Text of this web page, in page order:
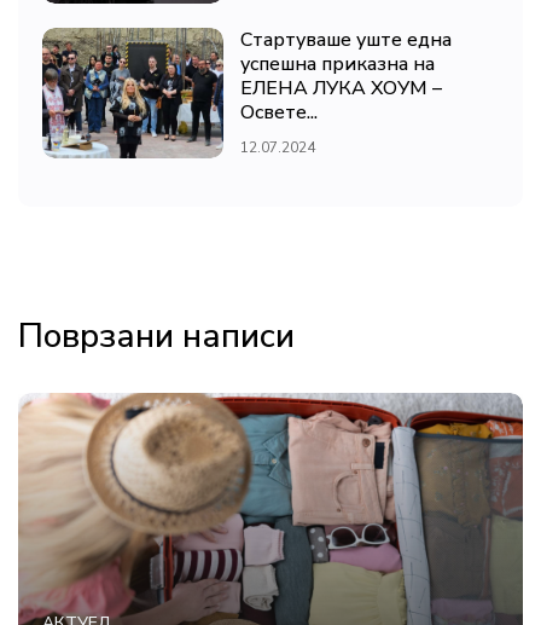
Стартуваше уште една
успешна приказна на
ЕЛЕНА ЛУКА ХОУМ –
Освете...
12.07.2024
Поврзани написи